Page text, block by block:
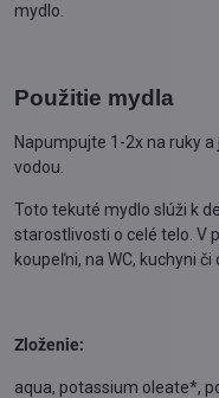
mydlo.
Použitie mydla
Napumpujte 1-2x na ruky
vodou.
Toto tekuté mydlo slúži k
starostlivosti o celé telo. V
koupeľni, na WC, kuchyni či
Zloženie:
aqua, potassium oleate*,